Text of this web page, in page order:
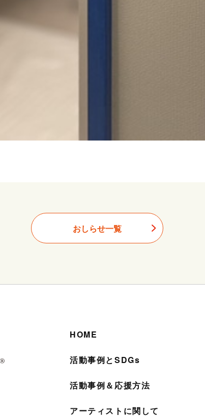
おしらせ一覧
HOME
活動事例とSDGs
活動事例＆応援方法
アーティストに関して